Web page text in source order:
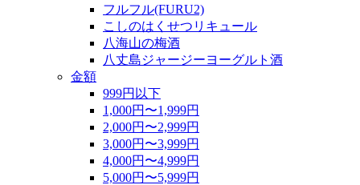
フルフル(FURU2)
こしのはくせつリキュール
八海山の梅酒
八丈島ジャージーヨーグルト酒
金額
999円以下
1,000円〜1,999円
2,000円〜2,999円
3,000円〜3,999円
4,000円〜4,999円
5,000円〜5,999円